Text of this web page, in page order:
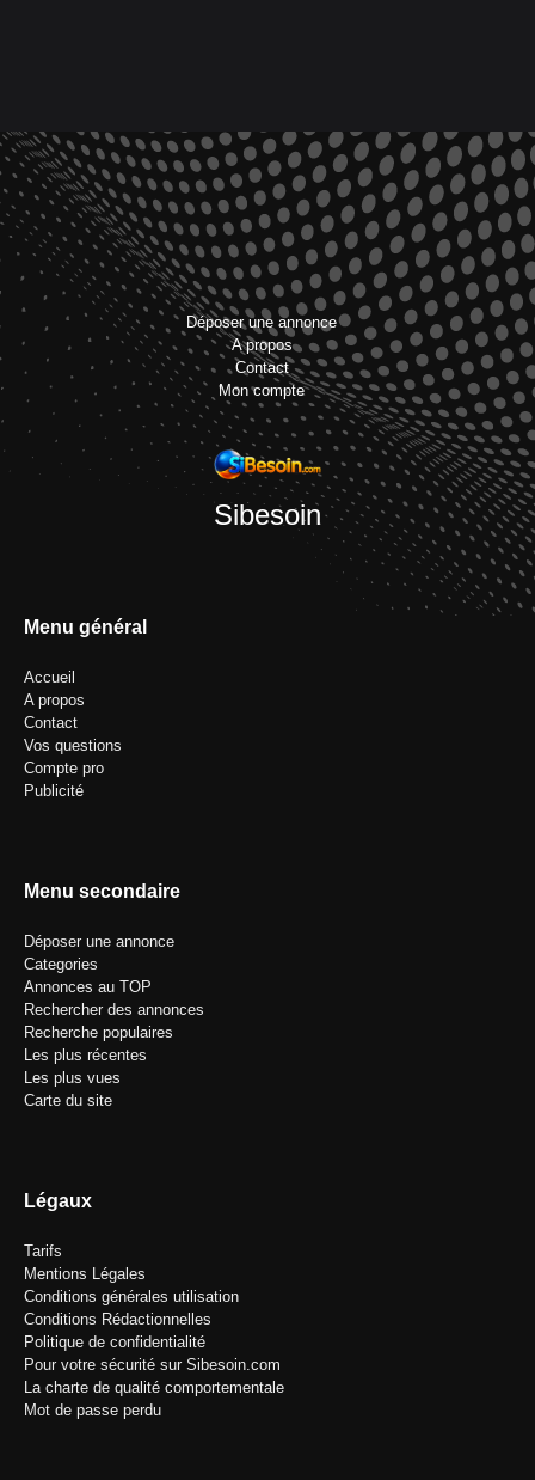
Déposer une annonce
A propos
Contact
Mon compte
Sibesoin
Menu général
Accueil
A propos
Contact
Vos questions
Compte pro
Publicité
Menu secondaire
Déposer une annonce
Categories
Annonces au TOP
Rechercher des annonces
Recherche populaires
Les plus récentes
Les plus vues
Carte du site
Légaux
Tarifs
Mentions Légales
Conditions générales utilisation
Conditions Rédactionnelles
Politique de confidentialité
Pour votre sécurité sur Sibesoin.com
La charte de qualité comportementale
Mot de passe perdu